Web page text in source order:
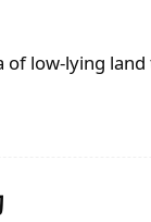
of low-lying